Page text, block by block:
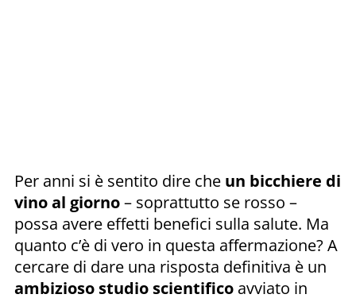
Per anni si è sentito dire che un bicchiere di
vino al giorno– soprattutto se rosso –
possa avere effetti benefici sulla salute. Ma
quanto c’è di vero in questa affermazione? A
cercare di dare una risposta definitiva è un
ambizioso studio scientifico avviato in